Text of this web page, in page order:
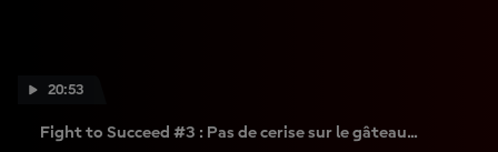
20:53
Fight to Succeed #3 : Pas de cerise sur le gâteau...